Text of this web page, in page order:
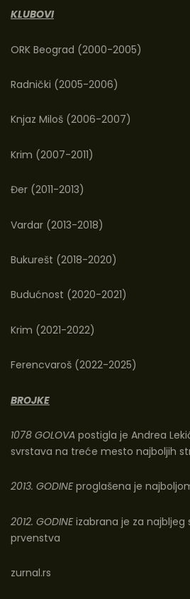
KLUBOVI
ORK Beograd (2000-2005)
Radnički (2005-2006)
Knjaz Miloš (2006-2007)
Krim (2007-2011)
Đer (2011-2013)
Vardar (2013-2018)
Bukurešt (2018-2020)
Budućnost (2020-2021)
Krim (2021-2022)
Ferencvaroš (2022-2025)
BROJKE
1078 GOLOVA postigla je Andrea
svrstava na treće mesto najboljih
2013. GODINEproglašena je
2012. GODINEizabrana je za najbljeg
prvenstva
zurnal.rs